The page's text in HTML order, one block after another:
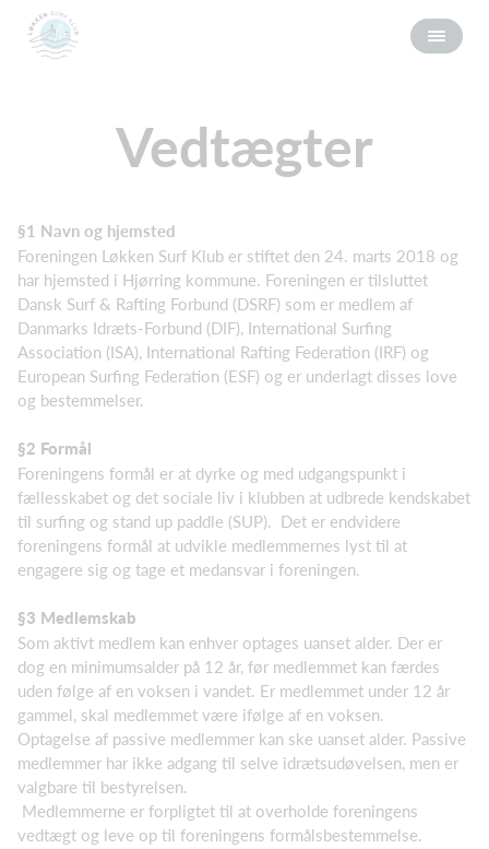
Vedtægter
§1 Navn og hjemsted
Foreningen Løkken Surf Klub er stiftet den 24. marts 2018 og
har hjemsted i Hjørring kommune. Foreningen er tilsluttet
Dansk Surf & Rafting Forbund (DSRF) som er medlem af
Danmarks Idræts-Forbund (DIF), International Surfing
Association (ISA), International Rafting Federation (IRF) og
European Surfing Federation (ESF) og er underlagt disses love
og bestemmelser.
§2 Formål
Foreningens formål er at dyrke og med udgangspunkt i
fællesskabet og det sociale liv i klubben at udbrede kendskabet
til surfing og stand up paddle (SUP). Det er endvidere
foreningens formål at udvikle medlemmernes lyst til at
engagere sig og tage et medansvar i foreningen.
§3 Medlemskab
Som aktivt medlem kan enhver optages uanset alder. Der er
dog en minimumsalder på 12 år, før medlemmet kan færdes
uden følge af en voksen i vandet. Er medlemmet under 12 år
gammel, skal medlemmet være ifølge af en voksen.
Optagelse af passive medlemmer kan ske uanset alder. Passive
medlemmer har ikke adgang til selve idrætsudøvelsen, men er
valgbare til bestyrelsen.
Medlemmerne er forpligtet til at overholde foreningens
vedtægt og leve op til foreningens formålsbestemmelse.